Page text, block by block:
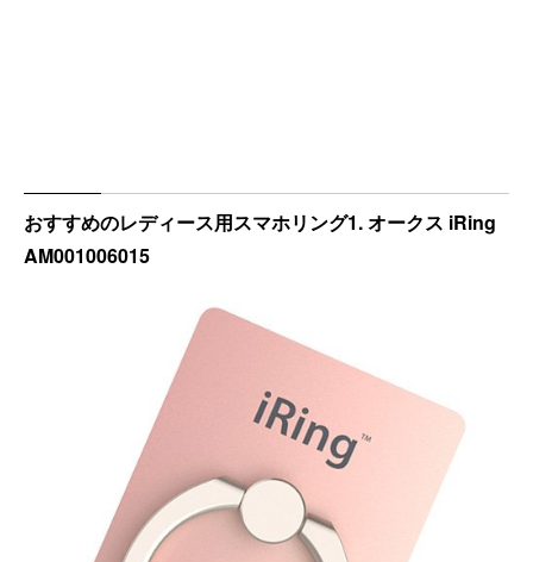
おすすめのレディース用スマホリング1. オークス iRing
AM001006015